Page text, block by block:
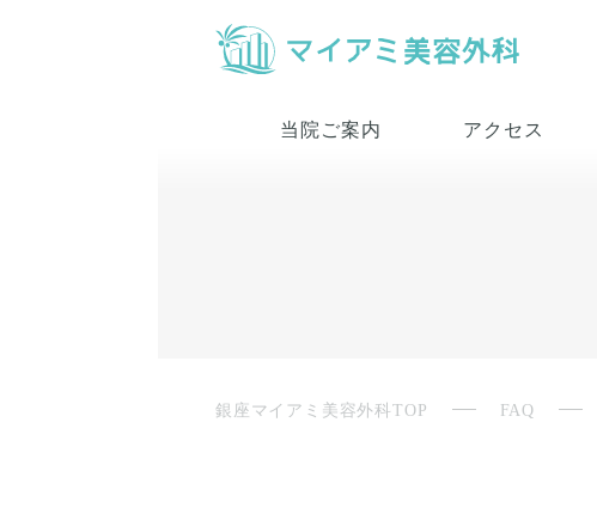
当院ご案内 アクセス
銀座マイアミ美容外科TOP FAQ